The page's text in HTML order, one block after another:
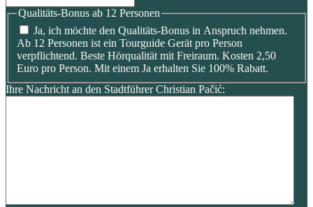
Qualitäts-Bonus ab 12 Personen
Ja, ich möchte den Qualitäts-Bonus in Anspruch nehmen.
Ab 12 Personen ist ein Tourguide Gerät pro Person
verpflichtend. Beste Hörqualität mit Freiraum. Kosten 2,50
Euro pro Person. Mit einem Ja erhalten Sie 100% Rabatt.
Ihre Nachricht an den Stadtführer Christian Pačić: